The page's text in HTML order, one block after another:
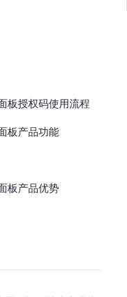
板授权码使用流程
板产品功能
板产品优势